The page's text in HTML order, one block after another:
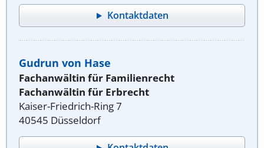
Kontaktdaten
Gudrun von Hase
Fachanwältin für Familienrecht
Fachanwältin für Erbrecht
Kaiser-Friedrich-Ring 7
40545 Düsseldorf